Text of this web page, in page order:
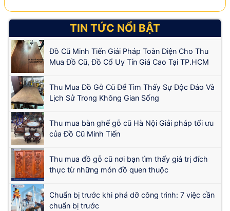
TIN TỨC NỔI BẬT
Đồ Cũ Minh Tiến Giải Pháp Toàn Diện Cho Thu
Mua Đồ Cũ, Đồ Cổ Uy Tín Giá Cao Tại TP.HCM
Thu Mua Đồ Gỗ Cũ Để Tìm Thấy Sự Độc Đáo Và
Lịch Sử Trong Không Gian Sống
Thu mua bàn ghế gỗ cũ Hà Nội Giải pháp tối ưu
của Đồ Cũ Minh Tiến
Thu mua đồ gỗ cũ nơi bạn tìm thấy giá trị đích
thực từ những món đồ quen thuộc
Chuẩn bị trước khi phá dỡ công trình: 7 việc cần
chuẩn bị trước